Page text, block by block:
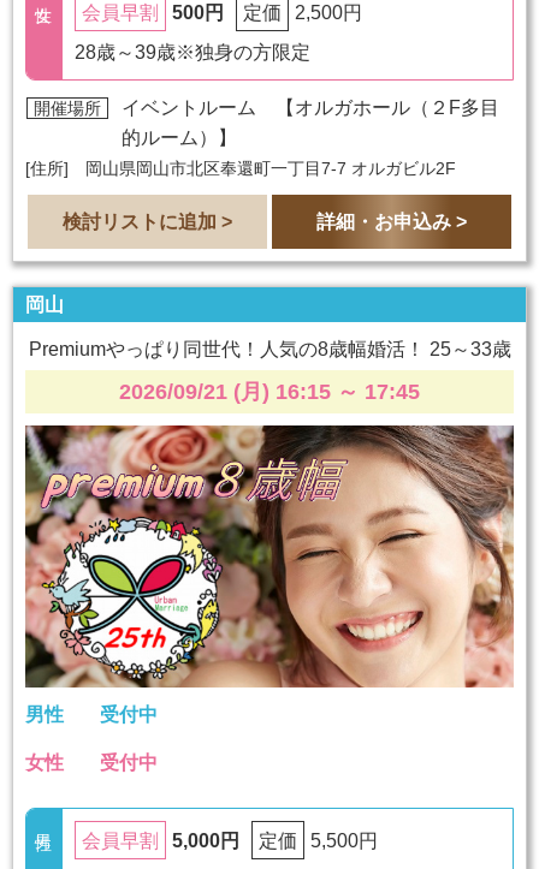
会員早割 500円 定価
2,500円
28歳～39歳※独身の方限定
開催場所 イベントルーム 【 オルガホール（２F多目
的ルーム）
】
[住所] 岡山県岡山市北区奉還町一丁目7-7 オルガビル2F
検討リストに追加 > 詳細・お申込み >
岡山
Premiumやっぱり同世代！人気の8歳幅婚活！ 25～33歳
2026/09/21 (月) 16:15 ～ 17:45
男性 受付中
女性 受付中
会員早割 5,000円 定価
5,500円